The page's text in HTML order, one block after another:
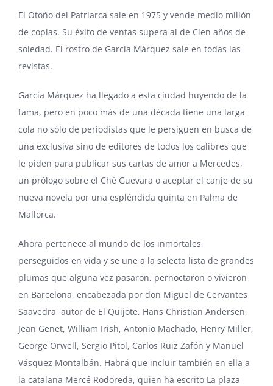
El Otoño del Patriarca sale en 1975 y vende medio millón
de copias. Su éxito de ventas supera al de Cien años de
soledad. El rostro de García Márquez sale en todas las
revistas.
García Márquez ha llegado a esta ciudad huyendo de la
fama, pero en poco más de una década tiene una larga
cola no sólo de periodistas que le persiguen en busca de
una exclusiva sino de editores de todos los calibres que
le piden para publicar sus cartas de amor a Mercedes,
un prólogo sobre el Ché Guevara o aceptar el canje de su
nueva novela por una espléndida quinta en Palma de
Mallorca.
Ahora pertenece al mundo de los inmortales,
perseguidos en vida y se une a la selecta lista de grandes
plumas que alguna vez pasaron, pernoctaron o vivieron
en Barcelona, encabezada por don Miguel de Cervantes
Saavedra, autor de El Quijote, Hans Christian Andersen,
Jean Genet, William Irish, Antonio Machado, Henry Miller,
George Orwell, Sergio Pitol, Carlos Ruiz Zafón y Manuel
Vásquez Montalbán. Habrá que incluir también en ella a
la catalana Mercé Rodoreda, quien ha escrito La plaza